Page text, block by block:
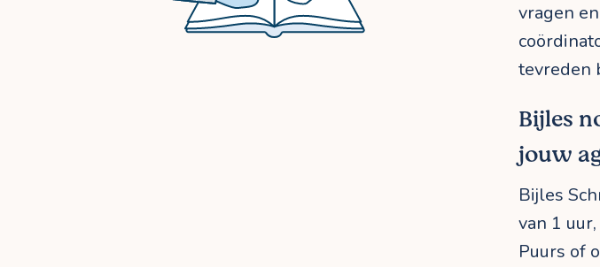
vragen
tevreden
Bijles
jouw
Bijles
van 1
Puurs of